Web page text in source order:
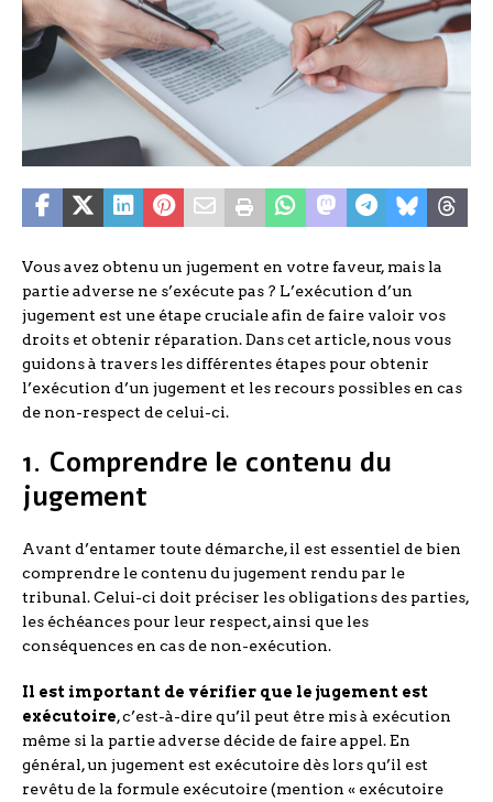
Vous avez obtenu un jugement en votre faveur, mais la
partie adverse ne s’exécute pas ? L’exécution d’un
jugement est une étape cruciale afin de faire valoir vos
droits et obtenir réparation. Dans cet article, nous vous
guidons à travers les différentes étapes pour obtenir
l’exécution d’un jugement et les recours possibles en cas
de non-respect de celui-ci.
1. Comprendre le contenu du
jugement
Avant d’entamer toute démarche, il est essentiel de bien
comprendre le contenu du jugement rendu par le
tribunal. Celui-ci doit préciser les obligations des parties,
les échéances pour leur respect, ainsi que les
conséquences en cas de non-exécution.
Il est important de vérifier que le jugement est
exécutoire, c’est-à-dire qu’il peut être mis à exécution
même si la partie adverse décide de faire appel. En
général, un jugement est exécutoire dès lors qu’il est
revêtu de la formule exécutoire (mention « exécutoire